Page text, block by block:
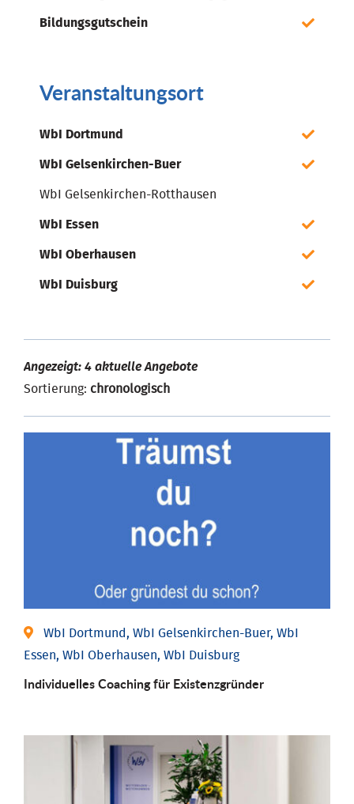
Bildungsgutschein
Veranstaltungsort
WbI Dortmund
WbI Gelsenkirchen-Buer
WbI Gelsenkirchen-Rotthausen
WbI Essen
WbI Oberhausen
WbI Duisburg
Angezeigt: 4 aktuelle Angebote
Sortierung: chronologisch
WbI Dortmund, WbI Gelsenkirchen-Buer, WbI
Essen, WbI Oberhausen, WbI Duisburg
Individu­elles Coaching für Existenz­gründer